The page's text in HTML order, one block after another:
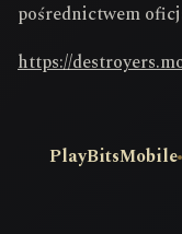
pośrednictwem
https://
PlayBitsMobile